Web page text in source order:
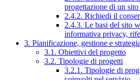
progettazione di un
2.4.2. Richiedi il
2.4.3. Le basi del sito
informativa privacy,
3. Pianificazione, gestione e strategia
3.1. Obiettivi del progetto
3.2. Tipologie di progetti
3.2.1. Tipologie di